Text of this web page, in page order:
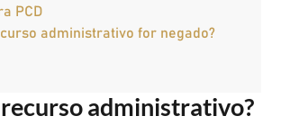
PCD
administrativo for negado?
recurso administrativo?